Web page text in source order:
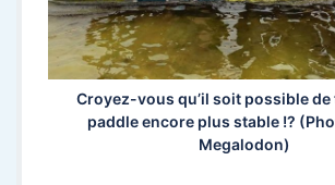
Croyez-vous qu’il soit possible
paddle encore plus stable !?
Megalodon)